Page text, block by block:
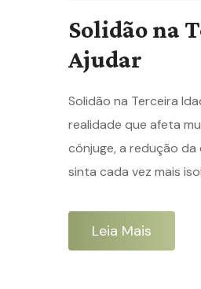
Solidão na
Ajudar
Solidão na Terceira
realidade que afeta
cônjuge, a redução
sinta cada vez mais
Leia Mais